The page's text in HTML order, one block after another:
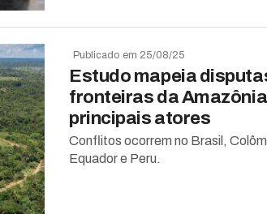
Publicado em 25/08/25
Estudo mapeia
fronteiras da
principais atores
Conflitos ocorrem no Brasil,
Equador e Peru.